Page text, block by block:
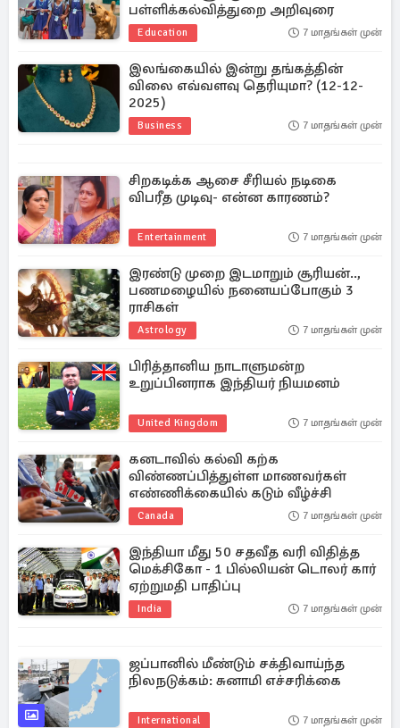
பள்ளிக்கல்வித்துறை அறிவுரை
Education 7 மாதங்கள் முன்
இலங்கையில் இன்று தங்கத்தின்
விலை எவ்வளவு தெரியுமா? (12-12-
2025)
Business 7 மாதங்கள் முன்
சிறகடிக்க ஆசை சீரியல் நடிகை
விபரீத முடிவு- என்ன காரணம்?
Entertainment 7 மாதங்கள் முன்
இரண்டு முறை இடமாறும் சூரியன்..,
பணமழையில் நனையப்போகும் 3
ராசிகள்
Astrology 7 மாதங்கள் முன்
பிரித்தானிய நாடாளுமன்ற
உறுப்பினராக இந்தியர் நியமனம்
United Kingdom 7 மாதங்கள் முன்
கனடாவில் கல்வி கற்க
விண்ணப்பித்துள்ள மாணவர்கள்
எண்ணிக்கையில் கடும் வீழ்ச்சி
Canada 7 மாதங்கள் முன்
இந்தியா மீது 50 சதவீத வரி விதித்த
மெக்சிகோ - 1 பில்லியன் டொலர் கார்
ஏற்றுமதி பாதிப்பு
India 7 மாதங்கள் முன்
ஜப்பானில் மீண்டும் சக்திவாய்ந்த
நிலநடுக்கம்: சுனாமி எச்சரிக்கை
International 7 மாதங்கள் முன்